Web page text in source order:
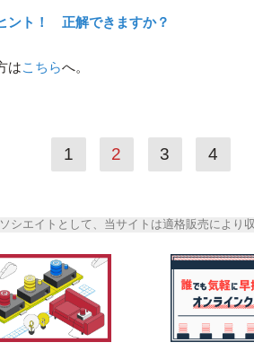
ント！ 正解できますか？
はこちらへ。
1 2 3 4
シエイトとして、当サイトは適格販売により